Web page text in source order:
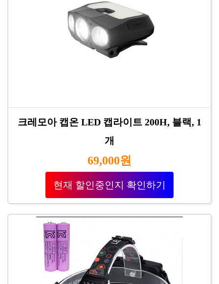
크레모아 캡온 LED 캡라이트 200H, 블랙, 1
개
69,000원
현재 할인중인지 확인하기